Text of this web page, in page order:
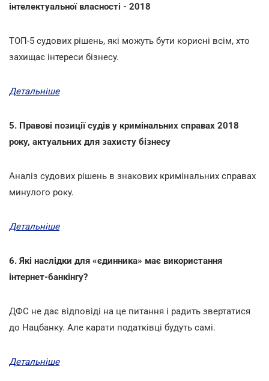
інтелектуальної власності - 2018
ТОП-5 судових рішень, які можуть бути корисні всім, хто
захищає інтереси бізнесу.
Детальніше
5. Правові позиції судів у кримінальних справах 2018
року, актуальних для захисту бізнесу
Аналіз судових рішень в знакових кримінальних справах
минулого року.
Детальніше
6. Які наслідки для «єдинника» має використання
інтернет-банкінгу?
ДФС не дає відповіді на це питання і радить звертатися
до Нацбанку. Але карати податківці будуть самі.
Детальніше